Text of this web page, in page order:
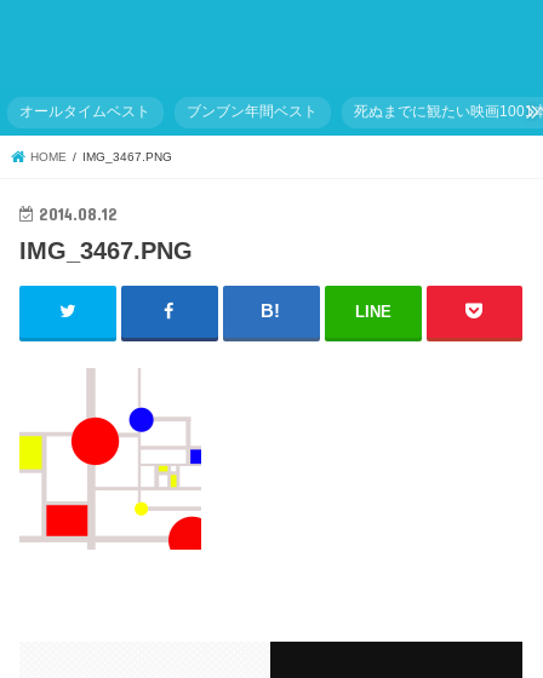
オールタイムベスト ブンブン年間ベスト 死ぬまでに観たい映画1001
HOME IMG_3467.PNG
2014.08.12
IMG_3467.PNG
LINE